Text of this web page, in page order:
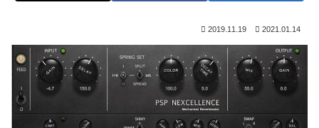
2019.11.19 2021.01.14